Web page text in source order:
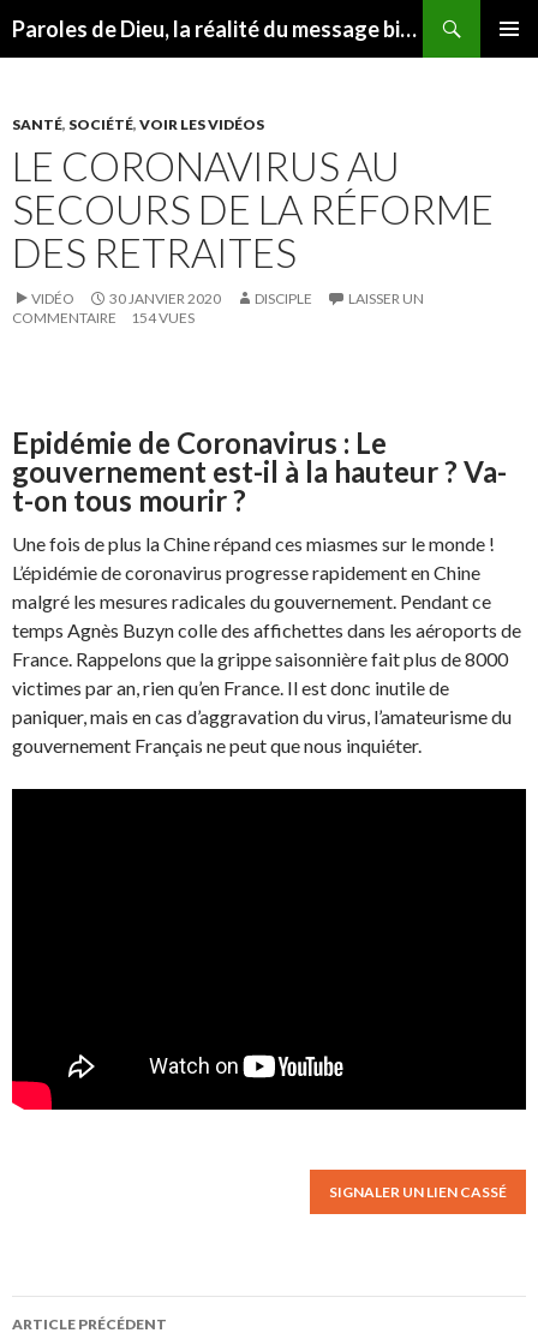
Paroles de Dieu, la réalité du message biblique
SANTÉ, SOCIÉTÉ, VOIR LES VIDÉOS
LE CORONAVIRUS AU
SECOURS DE LA RÉFORME
DES RETRAITES
VIDÉO 30 JANVIER 2020 DISCIPLE
LAISSER UN
COMMENTAIRE
154 VUES
Epidémie de Coronavirus : Le
gouvernement est-il à la hauteur ? Va-
t-on tous mourir ?
Une fois de plus la Chine répand ces miasmes sur le monde !
L’épidémie de coronavirus progresse rapidement en Chine
malgré les mesures radicales du gouvernement. Pendant ce
temps Agnès Buzyn colle des affichettes dans les aéroports de
France. Rappelons que la grippe saisonnière fait plus de 8000
victimes par an, rien qu’en France. Il est donc inutile de
paniquer, mais en cas d’aggravation du virus, l’amateurisme du
gouvernement Français ne peut que nous inquiéter.
SIGNALER UN LIEN CASSÉ
ARTICLE PRÉCÉDENT